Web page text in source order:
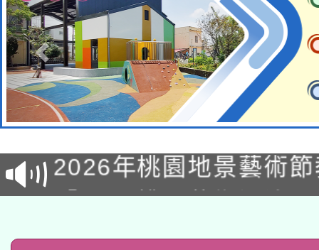
115年8月22日(星期六
桃園市孔廟祈福系列
開 智慧啟航」
2026年桃園地景藝術
「2026桃園藝術巡演
關事宜